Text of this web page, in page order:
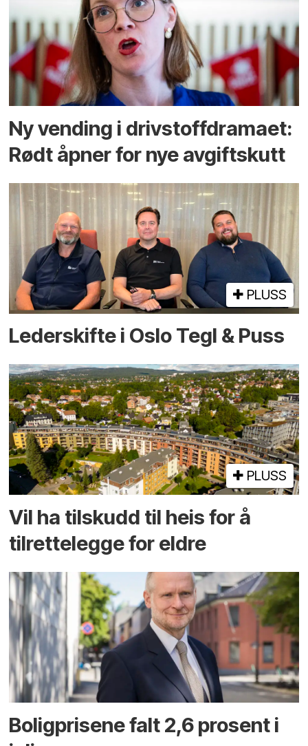
Ny vending i drivstoffdramaet:
Rødt åpner for nye avgiftskutt
PLUSS
Lederskifte i Oslo Tegl & Puss
PLUSS
Vil ha tilskudd til heis for å
tilrettelegge for eldre
Boligprisene falt 2,6 prosent i